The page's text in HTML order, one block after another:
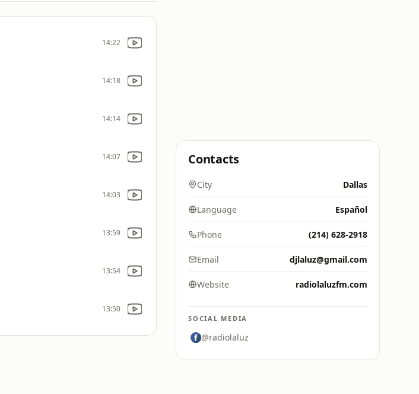
14:22
14:18
14:14
14:07
14:03
13:59
13:54
13:50
Contacts
City Dallas
Language Español
Phone (214) 628-2918
Email djlaluz@gmail.com
Website radiolaluzfm.com
SOCIAL MEDIA
@radiolaluz